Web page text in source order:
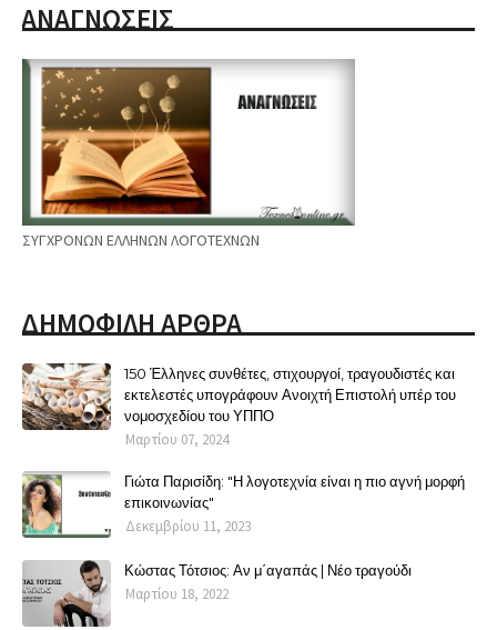
ΑΝΑΓΝΩΣΕΙΣ
ΣΥΓΧΡΟΝΩΝ ΕΛΛΗΝΩΝ ΛΟΓΟΤΕΧΝΩΝ
ΔΗΜΟΦΙΛΗ ΑΡΘΡΑ
150 Έλληνες συνθέτες, στιχουργοί, τραγουδιστές και
εκτελεστές υπογράφουν Ανοιχτή Επιστολή υπέρ του
νομοσχεδίου του ΥΠΠΟ
Μαρτίου 07, 2024
Γιώτα Παρισίδη: "Η λογοτεχνία είναι η πιο αγνή μορφή
επικοινωνίας"
Δεκεμβρίου 11, 2023
Κώστας Τότσιος: Αν μ΄αγαπάς | Νέο τραγούδι
Μαρτίου 18, 2022